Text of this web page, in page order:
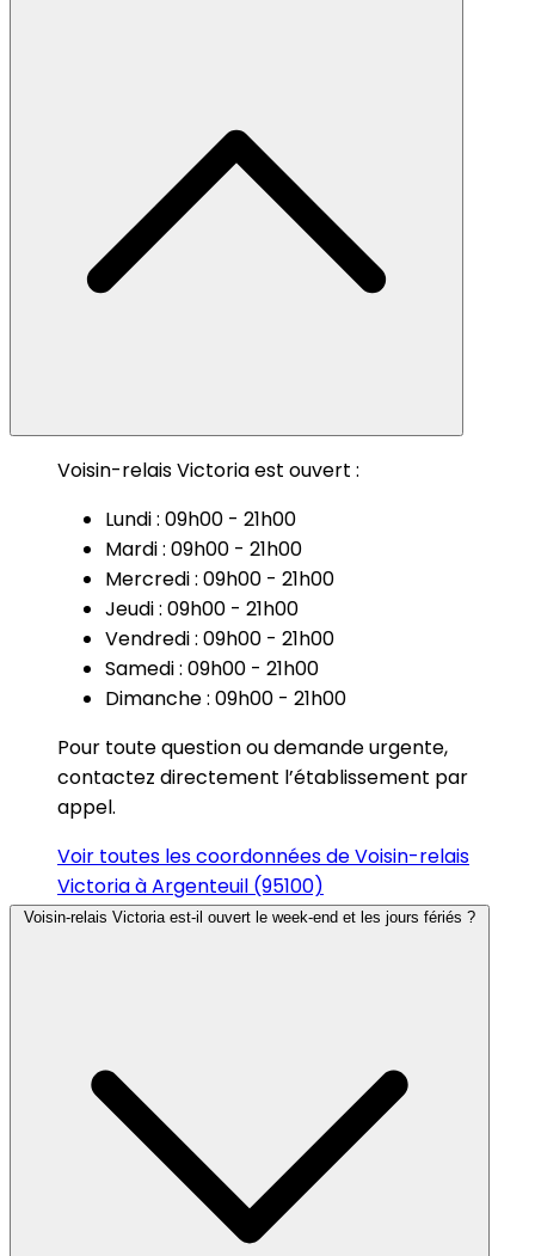
Voisin-relais Victoria est ouvert :
Lundi : 09h00 - 21h00
Mardi : 09h00 - 21h00
Mercredi : 09h00 - 21h00
Jeudi : 09h00 - 21h00
Vendredi : 09h00 - 21h00
Samedi : 09h00 - 21h00
Dimanche : 09h00 - 21h00
Pour toute question ou demande urgente,
contactez directement l’établissement par
appel.
Voir toutes les coordonnées de Voisin-relais
Victoria à Argenteuil (95100)
Voisin-relais Victoria est-il ouvert le week-end et les jours fériés ?